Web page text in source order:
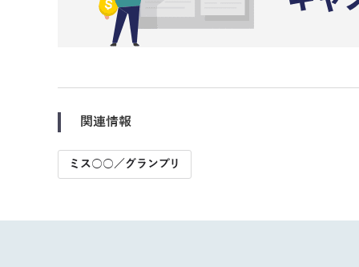
関連情報
ミス○○／グランプリ